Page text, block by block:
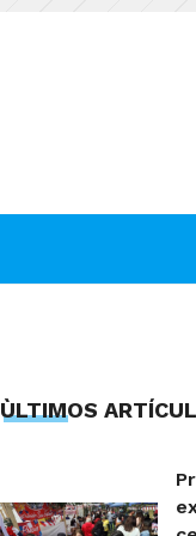
ÙLTIMOS